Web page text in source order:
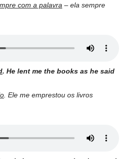
com a palavra – ela sempre
. He lent me the books as he said
. Ele me emprestou os livros